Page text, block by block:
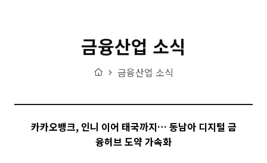
금융산업 소식
Home
금융산업 소식
카카오뱅크, 인니 이어 태국까지… 동남아 디지털 금
융허브 도약 가속화